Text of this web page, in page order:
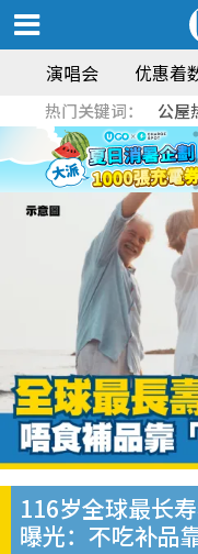
演唱会 优惠着
热门关键词： 公屋
116岁全球最长
曝光：不吃补品